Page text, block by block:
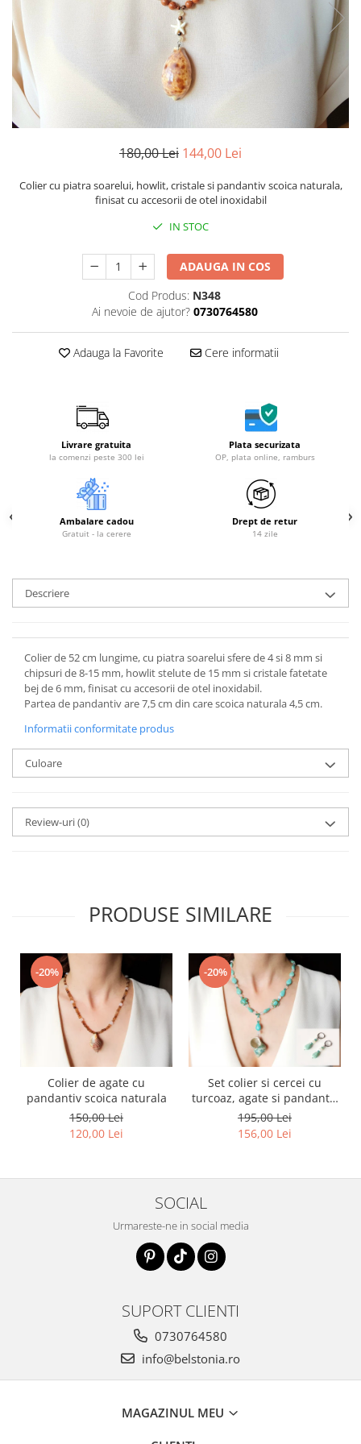
180,00 Lei 144,00 Lei
Colier cu piatra soarelui, howlit, cristale si pandantiv scoica naturala,
finisat cu accesorii de otel inoxidabil
IN STOC
ADAUGA IN COS
Cod Produs: N348
Ai nevoie de ajutor? 0730764580
Adauga la Favorite Cere informatii
Livrare gratuita
la comenzi peste 300 lei
Plata securizata
OP, plata online, ramburs
Ambalare cadou
Gratuit - la cerere
Drept de retur
14 zile
Descriere
Colier de 52 cm lungime, cu piatra soarelui sfere de 4 si 8 mm si
chipsuri de 8-15 mm, howlit stelute de 15 mm si cristale fatetate
bej de 6 mm, finisat cu accesorii de otel inoxidabil.
Partea de pandantiv are 7,5 cm din care scoica naturala 4,5 cm.
Informatii conformitate produs
Culoare
Review-uri(0)
PRODUSE SIMILARE
-20%
Colier de agate cu
pandantiv scoica naturala
150,00 Lei
120,00 Lei
-20%
Set colier si cercei cu
turcoaz, agate si pandantiv
scoica naturala
195,00 Lei
156,00 Lei
SOCIAL
Urmareste-ne in social media
SUPORT CLIENTI
0730764580
info@belstonia.ro
MAGAZINUL MEU